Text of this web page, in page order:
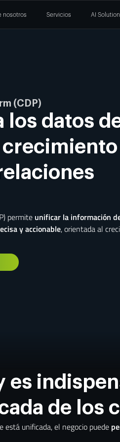
nosotros Servicios AI
(CDP)
los datos
permite unificar la información
y accionable, orientada al
es
de los
está unificada, el negocio puede